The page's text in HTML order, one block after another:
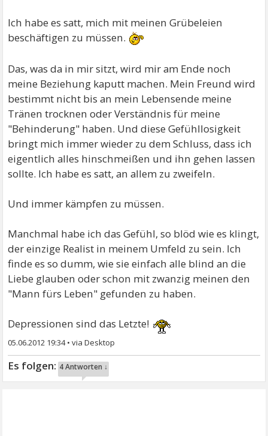
Ich habe es satt, mich mit meinen Grübeleien
beschäftigen zu müssen.
Das, was da in mir sitzt, wird mir am Ende noch
meine Beziehung kaputt machen. Mein Freund wird
bestimmt nicht bis an mein Lebensende meine
Tränen trocknen oder Verständnis für meine
"Behinderung" haben. Und diese Gefühllosigkeit
bringt mich immer wieder zu dem Schluss, dass ich
eigentlich alles hinschmeißen und ihn gehen lassen
sollte. Ich habe es satt, an allem zu zweifeln.
Und immer kämpfen zu müssen.
Manchmal habe ich das Gefühl, so blöd wie es klingt,
der einzige Realist in meinem Umfeld zu sein. Ich
finde es so dumm, wie sie einfach alle blind an die
Liebe glauben oder schon mit zwanzig meinen den
"Mann fürs Leben" gefunden zu haben.
Depressionen sind das Letzte!
05.06.2012 19:34•
4 Antworten ↓